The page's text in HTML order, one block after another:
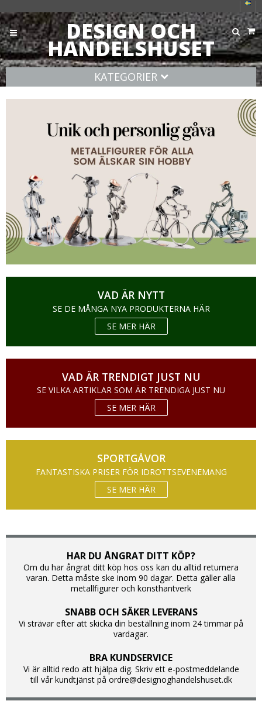
DESIGN OCH
HANDELSHUSET
KATEGORIER
VAD ÄR NYTT
SE DE MÅNGA NYA PRODUKTERNA HÄR
SE MER HÄR
VAD ÄR TRENDIGT JUST NU
SE VILKA ARTIKLAR SOM ÄR TRENDIGA JUST NU
SE MER HÄR
SPORTGÅVOR
FANTASTISKA PRISER FÖR IDROTTSEVENEMANG
SE MER HÄR
HAR DU ÅNGRAT DITT KÖP?
Om du har ångrat ditt köp hos oss kan du alltid returnera
varan. Detta måste ske inom 90 dagar. Detta gäller alla
metallfigurer och konsthantverk
SNABB OCH SÄKER LEVERANS
Vi strävar efter att skicka din beställning inom 24 timmar på
vardagar.
BRA KUNDSERVICE
Vi är alltid redo att hjälpa dig. Skriv ett e-postmeddelande
till vår kundtjänst på ordre@designoghandelshuset.dk